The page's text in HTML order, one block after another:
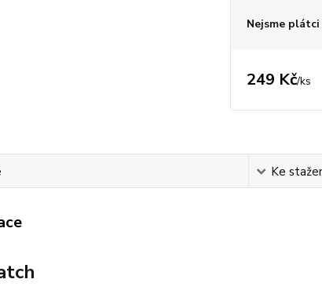
Nejsme plátci
249 Kč/ks
Ke